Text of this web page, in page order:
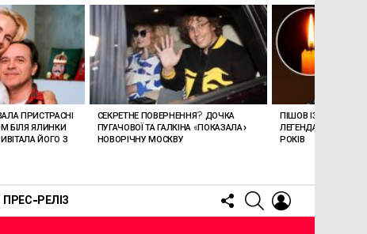
ПРЕС-РЕЛІЗ
FOLLOW
US
SEARCH
ПРИСТРАСНІ
БІЛЯ ЯЛИНКИ
ЙОГО З
СЕКРЕТНЕ ПОВЕРНЕННЯ? ДОЧКА
ПУГАЧОВОЇ ТА ГАЛКІНА «ПОКАЗАЛА»
НОВОРІЧНУ МОСКВУ
ПІШОВ ІЗ ЖИТТЯ
ЛЕГЕНДАРНОМУ
РОКІВ